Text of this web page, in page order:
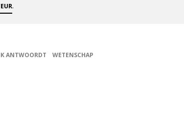
.
ANTWOORDT WETENSCHAP